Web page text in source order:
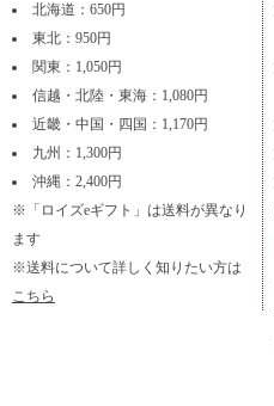
北海道：650円
東北：950円
関東：1,050円
信越・北陸・東海：1,080円
近畿・中国・四国：1,170円
九州：1,300円
沖縄：2,400円
※「ロイズeギフト」は送料が異なり
ます
※送料について詳しく知りたい方は
こちら